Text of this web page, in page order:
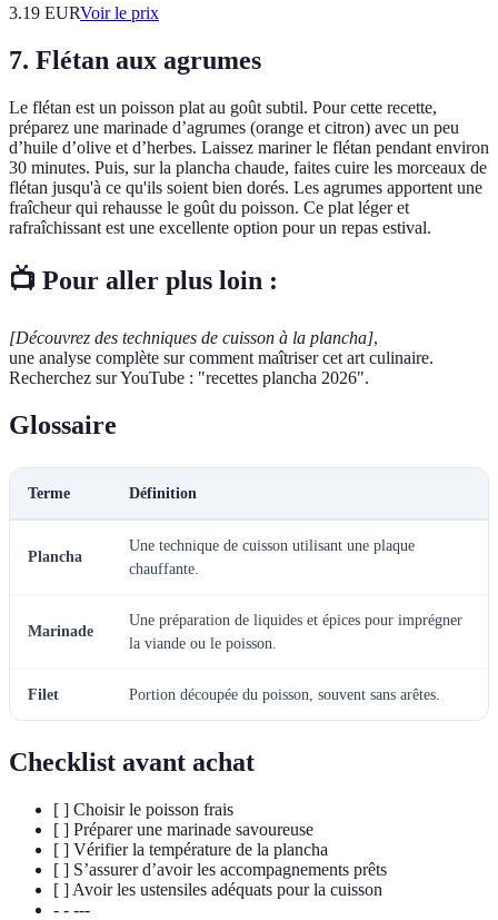
3.19 EURVoir le prix
7. Flétan aux agrumes
Le flétan est un poisson plat au goût subtil. Pour cette recette,
préparez une marinade d’agrumes (orange et citron) avec un peu
d’huile d’olive et d’herbes. Laissez mariner le flétan pendant environ
30 minutes. Puis, sur la plancha chaude, faites cuire les morceaux de
flétan jusqu'à ce qu'ils soient bien dorés. Les agrumes apportent une
fraîcheur qui rehausse le goût du poisson. Ce plat léger et
rafraîchissant est une excellente option pour un repas estival.
📺 Pour aller plus loin :
[Découvrez des techniques de cuisson à la plancha],
une analyse complète sur comment maîtriser cet art culinaire.
Recherchez sur YouTube : "recettes plancha 2026".
Glossaire
Terme Définition
Plancha
Une technique de cuisson utilisant une plaque
chauffante.
Marinade
Une préparation de liquides et épices pour imprégner
la viande ou le poisson.
Filet Portion découpée du poisson, souvent sans arêtes.
Checklist avant achat
[ ] Choisir le poisson frais
[ ] Préparer une marinade savoureuse
[ ] Vérifier la température de la plancha
[ ] S’assurer d’avoir les accompagnements prêts
[ ] Avoir les ustensiles adéquats pour la cuisson
- - ---